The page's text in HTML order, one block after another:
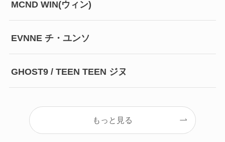
MCND WIN(ウィン)
EVNNE チ・ユンソ
GHOST9 / TEEN TEEN ジヌ
もっと見る